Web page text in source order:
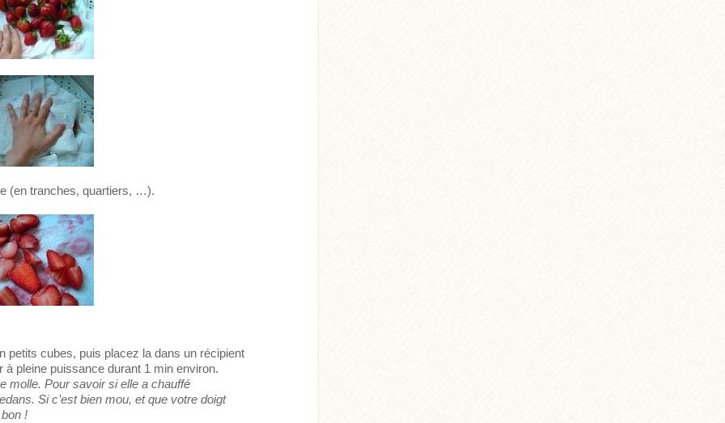
(en tranches, quartiers, …).
petits cubes, puis placez la dans un récipient
pleine puissance durant 1 min environ.
molle. Pour savoir si elle a chauffé
Si c’est bien mou, et que votre doigt
!